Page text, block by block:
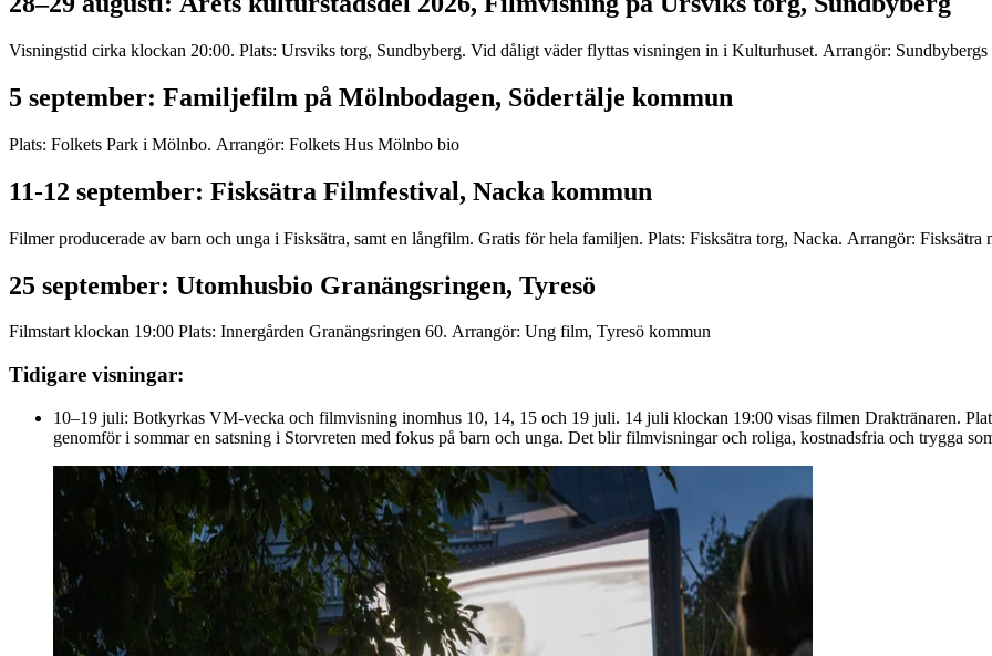
Visningstid cirka klockan 20:00. Plats: Ursviks torg, Sundbyberg. Vid dåligt väder flyttas visningen in i Kulturhuset. Arrangör: Sundbybergs
5 september: Familjefilm på Mölnbodagen, Södertälje kommun
Plats: Folkets Park i Mölnbo. Arrangör: Folkets Hus Mölnbo bio
11-12 september: Fisksätra Filmfestival, Nacka kommun
Filmer producerade av barn och unga i Fisksätra, samt en långfilm. Gratis för hela familjen. Plats: Fisksätra torg, Nacka. Arrangör: Fisksätra
25 september: Utomhusbio Granängsringen, Tyresö
Filmstart klockan 19:00 Plats: Innergården Granängsringen 60. Arrangör: Ung film, Tyresö kommun
Tidigare visningar:
10–19 juli: Botkyrkas VM-vecka och filmvisning inomhus 10, 14, 15 och 19 juli. 14 juli klockan 19:00 visas filmen Draktränaren.
genomför i sommar en satsning i Storvreten med fokus på barn och unga. Det blir filmvisningar och roliga, kostnadsfria och trygga